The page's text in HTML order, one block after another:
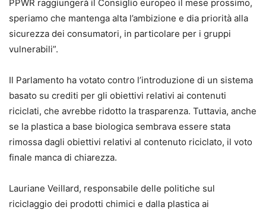
PPWR raggiungerà il Consiglio europeo il mese prossimo,
speriamo che mantenga alta l’ambizione e dia priorità alla
sicurezza dei consumatori, in particolare per i gruppi
vulnerabili”.
Il Parlamento ha votato contro l’introduzione di un sistema
basato su crediti per gli obiettivi relativi ai contenuti
riciclati, che avrebbe ridotto la trasparenza. Tuttavia, anche
se la plastica a base biologica sembrava essere stata
rimossa dagli obiettivi relativi al contenuto riciclato, il voto
finale manca di chiarezza.
Lauriane Veillard, responsabile delle politiche sul
riciclaggio dei prodotti chimici e dalla plastica ai